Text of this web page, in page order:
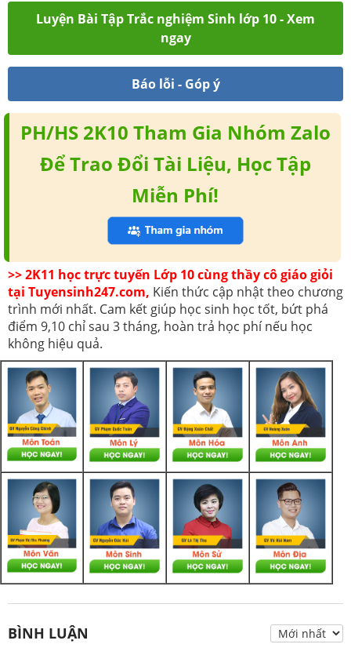
Luyện Bài Tập Trắc nghiệm Sinh lớp 10 - Xem
ngay
Báo lỗi - Góp ý
PH/HS 2K10 Tham Gia Nhóm Zalo
Để Trao Đổi Tài Liệu, Học Tập
Miễn Phí!
>> 2K11 học trực tuyến Lớp 10 cùng thầy cô giáo giỏi
tại Tuyensinh247.com, Kiến thức cập nhật theo chương
trình mới nhất. Cam kết giúp học sinh học tốt, bứt phá
điểm 9,10 chỉ sau 3 tháng, hoàn trả học phí nếu học
không hiệu quả.
BÌNH LUẬN